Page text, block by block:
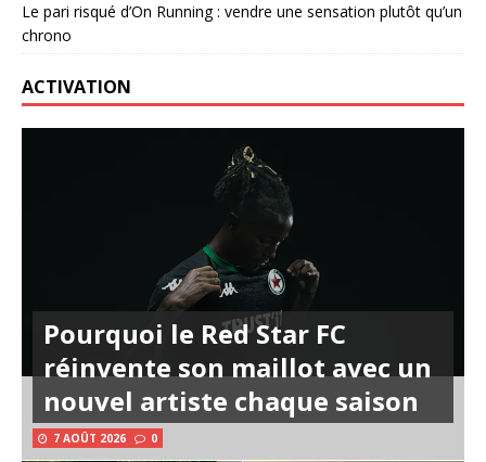
Le pari risqué d’On Running : vendre une sensation plutôt qu’un
chrono
ACTIVATION
Pourquoi le Red Star FC
réinvente son maillot avec un
nouvel artiste chaque saison
7 AOÛT 2026 0